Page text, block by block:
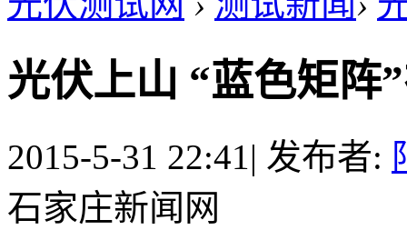
光伏上山 “蓝色矩阵
2015-5-31 22:41| 发布者:
石家庄新闻网